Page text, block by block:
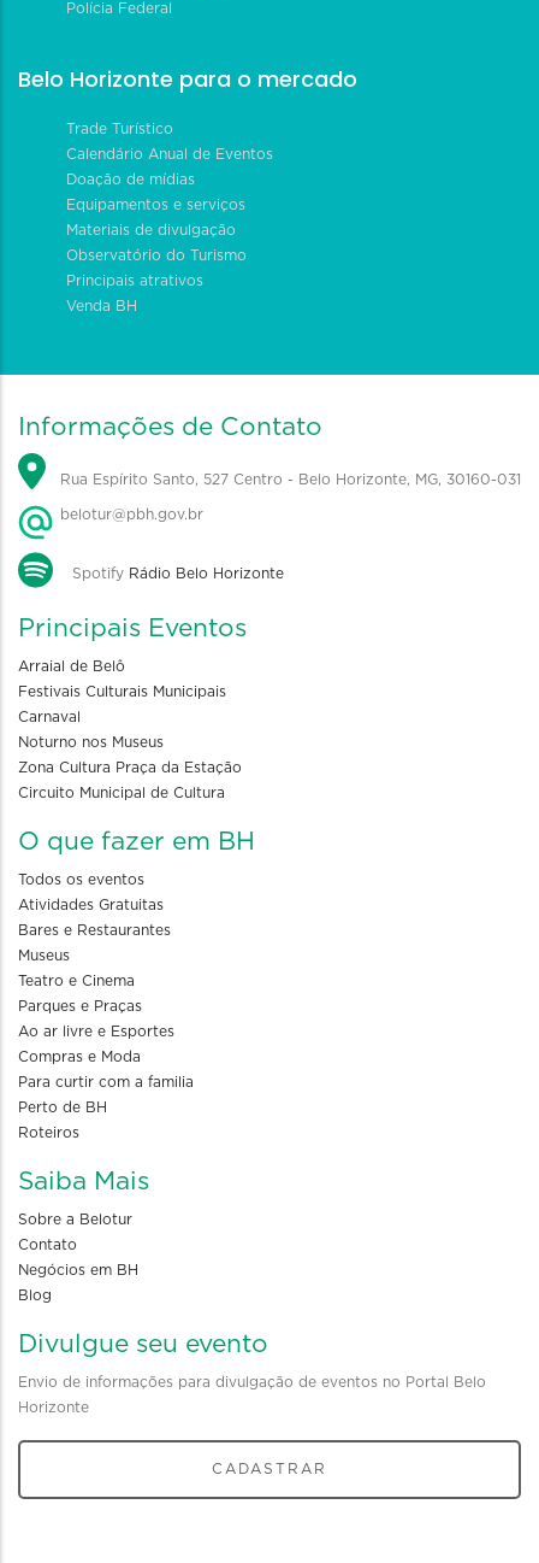
Polícia Federal
Belo Horizonte para o mercado
Trade Turístico
Calendário Anual de Eventos
Doação de mídias
Equipamentos e serviços
Materiais de divulgação
Observatório do Turismo
Principais atrativos
Venda BH
Informações de Contato
Rua Espírito Santo, 527 Centro - Belo Horizonte, MG, 30160-031
belotur@pbh.gov.br
Spotify Rádio Belo Horizonte
Principais Eventos
Arraial de Belô
Festivais Culturais Municipais
Carnaval
Noturno nos Museus
Zona Cultura Praça da Estação
Circuito Municipal de Cultura
O que fazer em BH
Todos os eventos
Atividades Gratuitas
Bares e Restaurantes
Museus
Teatro e Cinema
Parques e Praças
Ao ar livre e Esportes
Compras e Moda
Para curtir com a familia
Perto de BH
Roteiros
Saiba Mais
Sobre a Belotur
Contato
Negócios em BH
Blog
Divulgue seu evento
Envio de informações para divulgação de eventos no Portal Belo
Horizonte
CADASTRAR